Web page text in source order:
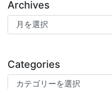
Archives
Archives
Categories
Categories